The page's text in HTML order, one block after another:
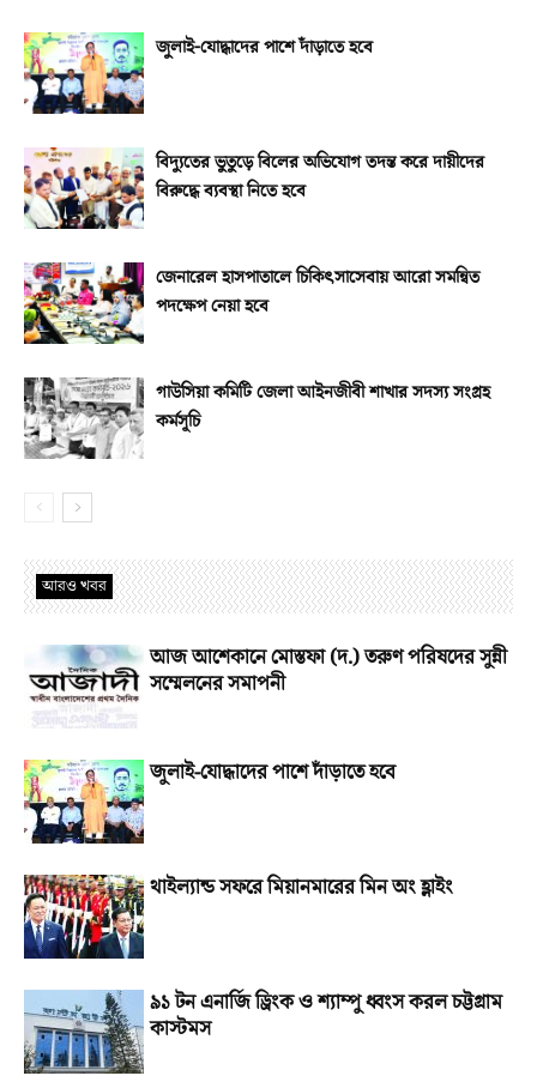
জুলাই-যোদ্ধাদের পাশে দাঁড়াতে হবে
বিদ্যুতের ভুতুড়ে বিলের অভিযোগ তদন্ত করে দায়ীদের
বিরুদ্ধে ব্যবস্থা নিতে হবে
জেনারেল হাসপাতালে চিকিৎসাসেবায় আরো সমন্বিত
পদক্ষেপ নেয়া হবে
গাউসিয়া কমিটি জেলা আইনজীবী শাখার সদস্য সংগ্রহ
কর্মসূচি
আরও খবর
আজ আশেকানে মোস্তফা (দ.) তরুণ পরিষদের সুন্নী
সম্মেলনের সমাপনী
জুলাই-যোদ্ধাদের পাশে দাঁড়াতে হবে
থাইল্যান্ড সফরে মিয়ানমারের মিন অং হ্লাইং
৯১ টন এনার্জি ড্রিংক ও শ্যাম্পু ধ্বংস করল চট্টগ্রাম
কাস্টমস